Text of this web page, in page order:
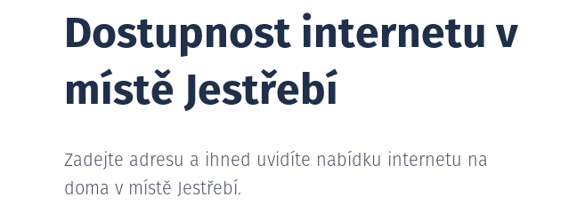
Dostupnost internetu v
místě Jestřebí
Zadejte adresu a ihned uvidíte nabídku internetu na
doma v místě Jestřebí.